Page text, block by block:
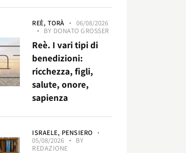
REÈ, TORÀ
06/08/2026
BY DONATO GROSSER
Reè. I vari tipi di
benedizioni:
ricchezza, figli,
salute, onore,
sapienza
ISRAELE, PENSIERO
05/08/2026
BY
REDAZIONE